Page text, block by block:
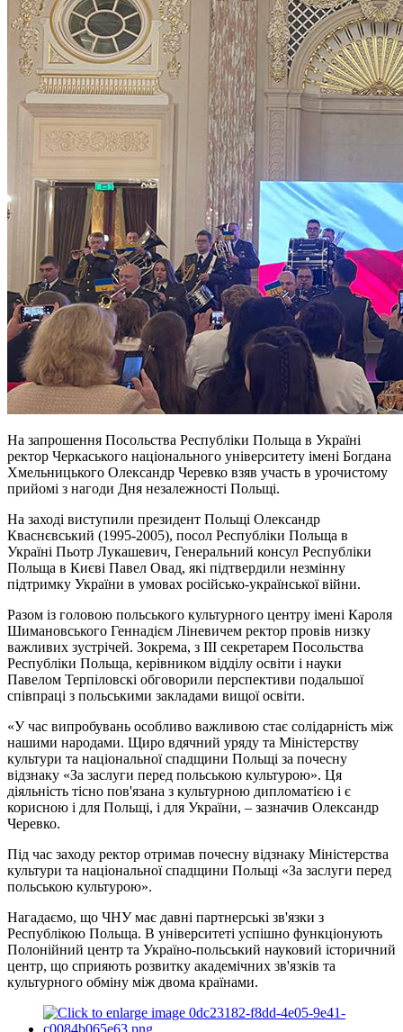
На запрошення Посольства Республіки Польща в Україні
ректор Черкаського національного університету імені Богдана
Хмельницького Олександр Черевко взяв участь в урочистому
прийомі з нагоди Дня незалежності Польщі.
На заході виступили президент Польщі Олександр
Кваснєвський (1995-2005), посол Республіки Польща в
Україні Пьотр Лукашевич, Генеральний консул Республіки
Польща в Києві Павел Овад, які підтвердили незмінну
підтримку України в умовах російсько-української війни.
Разом із головою польського культурного центру імені Кароля
Шимановського Геннадієм Ліневичем ректор провів низку
важливих зустрічей. Зокрема, з ІІІ секретарем Посольства
Республіки Польща, керівником відділу освіти і науки
Павелом Терпіловскі обговорили перспективи подальшої
співпраці з польськими закладами вищої освіти.
«У час випробувань особливо важливою стає солідарність між
нашими народами. Щиро вдячний уряду та Міністерству
культури та національної спадщини Польщі за почесну
відзнаку «За заслуги перед польською культурою». Ця
діяльність тісно пов'язана з культурною дипломатією і є
корисною і для Польщі, і для України, – зазначив Олександр
Черевко.
Під час заходу ректор отримав почесну відзнаку Міністерства
культури та національної спадщини Польщі «За заслуги перед
польською культурою».
Нагадаємо, що ЧНУ має давні партнерські зв'язки з
Республікою Польща. В університеті успішно функціонують
Полонійний центр та Україно-польський науковий історичний
центр, що сприяють розвитку академічних зв'язків та
культурного обміну між двома країнами.